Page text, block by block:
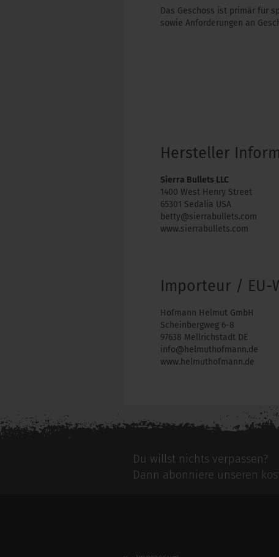
Das Geschoss ist primär für
sowie Anforderungen an
Hersteller
Sierra Bullets LLC
1400 West Henry Street
65301 Sedalia USA
betty@sierrabullets.com
www.sierrabullets.com
Importeur / EU-
Hofmann Helmut GmbH
Scheinbergweg 6-8
97638 Mellrichstadt DE
info@helmuthofmann.de
www.helmuthofmann.de
Du willst nichts verpassen?
Dann abonniere unseren